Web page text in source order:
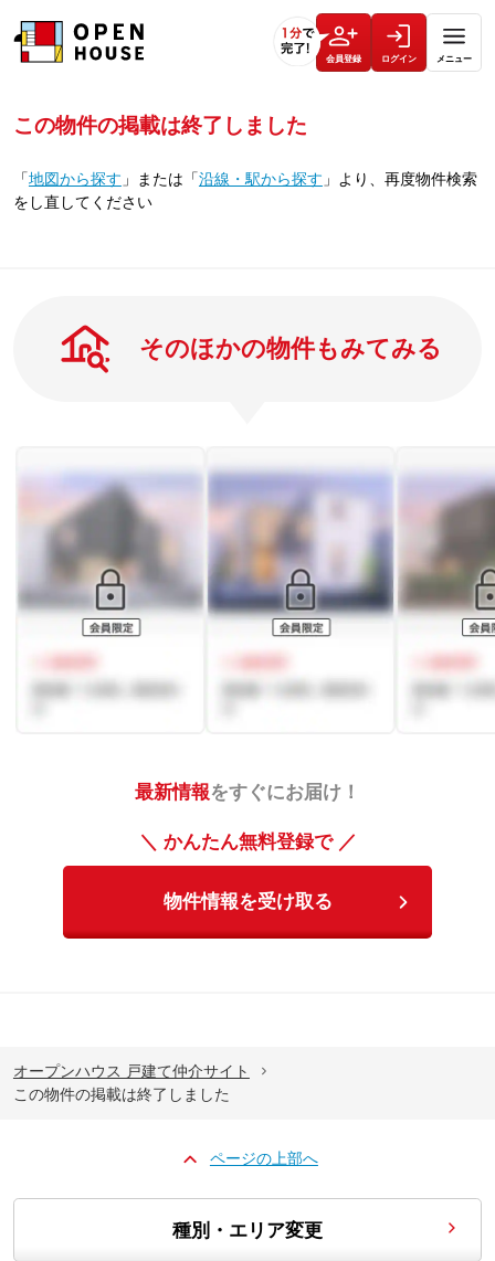
会員登録 ログイン メニュー
この物件の掲載は終了しました
「地図から探す 」 または 「沿線・駅から探す 」 より、再度物件検索
をし直してください
そのほかの物件もみてみる
最新情報をすぐにお届け！
＼ かんたん無料登録で ／
物件情報を受け取る
オープンハウス 戸建て仲介サイト
この物件の掲載は終了しました
ページの上部へ
種別・エリア変更